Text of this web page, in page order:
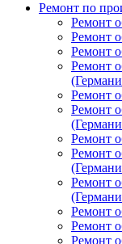
Ремонт по
Ремонт
Ремонт
Ремонт
Ремонт
Ремонт
Ремонт
Ремонт
Ремонт
Ремонт
Ремонт
Ремонт
Ремонт